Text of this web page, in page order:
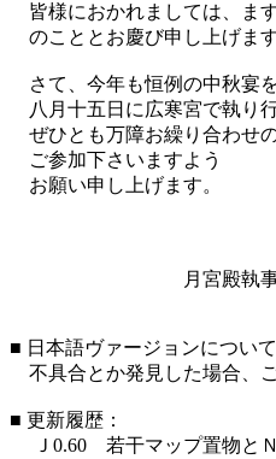
皆様におかれましては、ま
のこととお慶び申し上げます
さて、今年も恒例の中秋宴
八月十五日に広寒宮で執り行
ぜひとも万障お繰り合わせの
ご参加下さいますよう
お願い申し上げます。
敬
月宮殿執事
■ 日本語ヴァージョンについて
不具合とか発見した場合、
■ 更新履歴：
Ｊ0.60 若干マップ置物とＮ